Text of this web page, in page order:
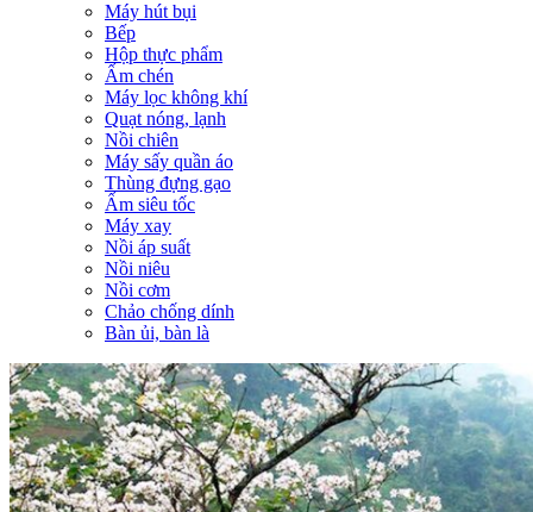
Máy hút bụi
Bếp
Hộp thực phẩm
Ấm chén
Máy lọc không khí
Quạt nóng, lạnh
Nồi chiên
Máy sấy quần áo
Thùng đựng gạo
Ấm siêu tốc
Máy xay
Nồi áp suất
Nồi niêu
Nồi cơm
Chảo chống dính
Bàn ủi, bàn là